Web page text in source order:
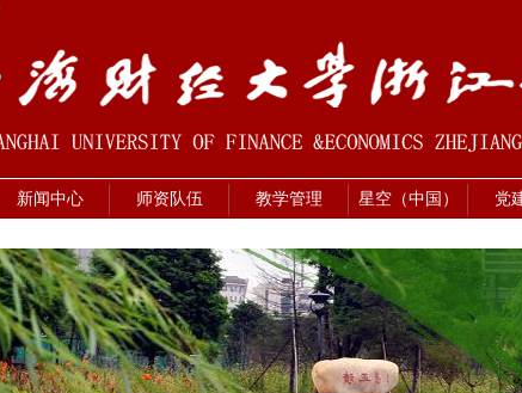
新闻中心 师资队伍 教学管理 星空（中国） 党